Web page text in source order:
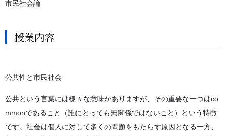
市民社会論
授業内容
公共性と市民社会
公共という言葉には様々な意味がありますが、その重要な一つはco
mmonであること（誰にとっても無関係ではないこと）という特徴
です。社会は個人に対して多くの問題をもたらす原因となる一方、